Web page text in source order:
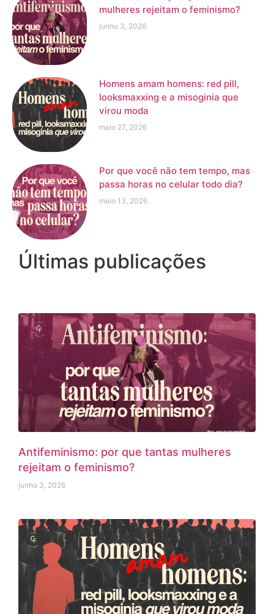
mulheres rejeitam o feminismo?
junho 3, 2026
Homens amam homens: red pill,
looksmaxxing e a misoginia que
virou moda
maio 27, 2026
Por que você não tem tempo, mas
passa horas no celular todo dia?
maio 13, 2026
Últimas publicações
Antifeminismo: por que tantas mulheres
rejeitam o feminismo?
junho 3, 2026